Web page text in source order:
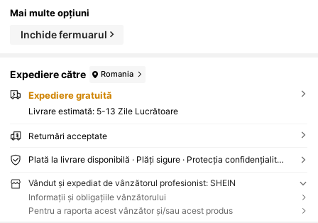
Mai multe opțiuni
Inchide fermuarul
Expediere către Romania
Expediere gratuită
Livrare estimată: 5-13 Zile Lucrătoare
Returnări acceptate
Plată la livrare disponibilă · Plăți sigure · Protecția confidențialității
Vândut și expediat de vânzătorul profesionist: SHEIN
Informații și obligațiile vânzătorului
Pentru a raporta acest vânzător și/sau acest produs